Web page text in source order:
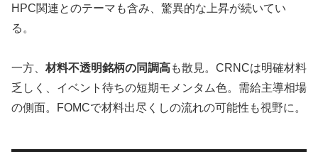
HPC関連とのテーマも含み、驚異的な上昇が続いてい
る。
一方、 材料不透明銘柄の同調高も散見。CRNCは明確材料
乏しく、イベント待ちの短期モメンタム色。需給主導相場
の側面。FOMCで材料出尽くしの流れの可能性も視野に。